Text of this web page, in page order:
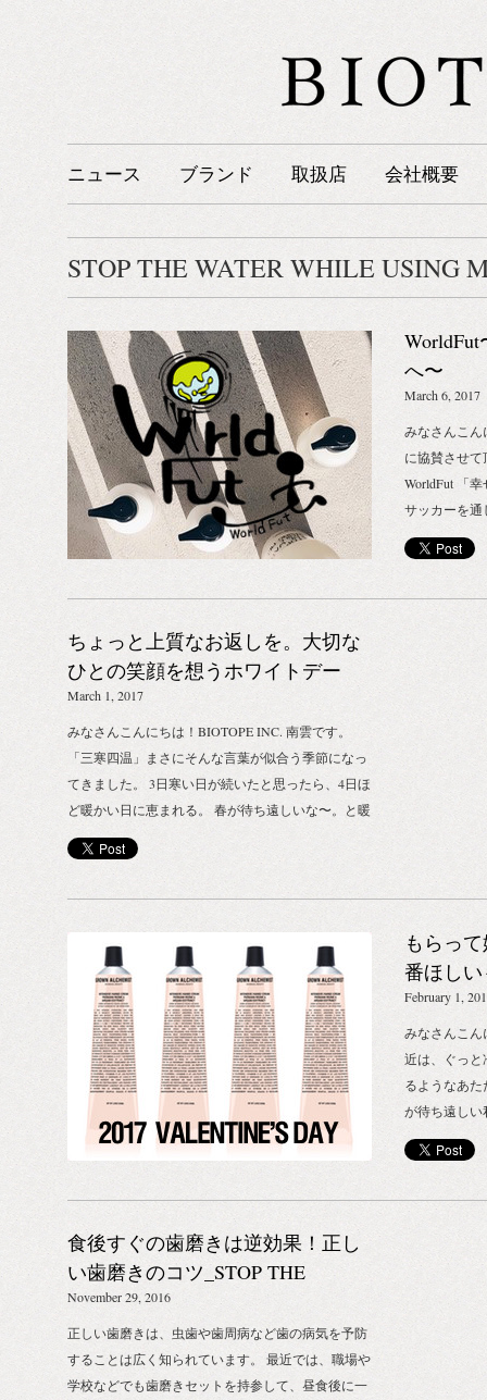
ニュース ブランド 取扱店 会社概要
STOP THE WATER WHILE USING
へ〜
March 6, 2017
みなさんこん
に協賛させ
WorldFut 「
サッカーを通
らす、きっ
と、サッカ
行われた第
USING ME!
WATER
革新的で画期
USING ME!
実際にスタッ
ます。 過去
くる、フォ
支援。 そし
鋭意調整中
目指す「
そしてカン
団体
足を運ばず
ものも沢山
考える事 慌
ちょっと上質なお返しを。大切な
ひとの笑顔を想うホワイトデー
March 1, 2017
みなさんこんにちは！BIOTOPE INC. 南雲です。
「三寒四温」まさにそんな言葉が似合う季節になっ
てきました。 3日寒い日が続いたと思ったら、4日ほ
ど暖かい日に恵まれる。 春が待ち遠しいな〜。と暖
かい日を想うのも、四季のある日本の醍醐味かもし
れませんね。 さて、2月もあっという間に終わりを
迎え、3月に突入しました！ 卒業シーズン、あるい
月。 ひな祭りやお彼岸など、日本には様々な、日本
ならではの行事や風習がありますが、 もうすぐやっ
てくる“ ホワイトデー ”もそのひとつ。 実は日本で
生まれた日本ならではのイベントで、 海外には“ ホ
ワイトデー ”という概念そのものがないそう。 お菓
子業界の戦略、などとも言われていますが、 「頂き
物にはお返しする。」そんな、日本人だからこそ根
付いた、 日本人らしさ溢れる素敵なイベントのひと
14まで、BIOTOPE INC.オンラインストアにて ちょ
っとお得なホワイトデー限定企画をスタートしま
す！ これからご紹介する商品を期間中にお買上げい
ただくと、なんとポイントが10倍に！ ※ポイント付
与は、BIOTOPE INC.STOREに会員登録された方限
定のサービスです。 ※通常、100円分のお買上げごと
に1ポイント（1ポイント=1円）をプレゼントしてい
ます。 それでは、6ブランドからそれぞれピックア
もらっ
番ほし
バレン
February 1,
みなさんこん
近は、ぐっと
るようなあ
が待ち遠しい
うな、ワク
という間に
ンデーとい
ら作った手
に気持ちを
食後すぐの歯磨きは逆効果！正し
い歯磨きのコツ_STOP THE
WATER WHILE USING ME!
November 29, 2016
正しい歯磨きは、虫歯や歯周病など歯の病気を予防
することは広く知られています。 最近では、職場や
学校などでも歯磨きセットを持参して、昼食後に一